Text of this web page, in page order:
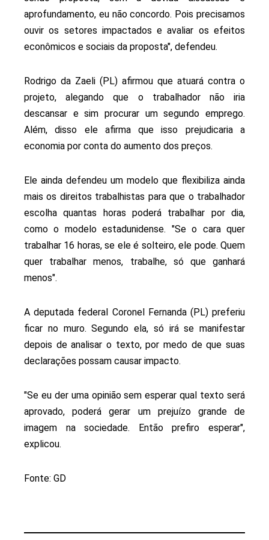
aprofundamento, eu não concordo. Pois precisamos
ouvir os setores impactados e avaliar os efeitos
econômicos e sociais da proposta", defendeu.
Rodrigo da Zaeli (PL) afirmou que atuará contra o
projeto, alegando que o trabalhador não iria
descansar e sim procurar um segundo emprego.
Além, disso ele afirma que isso prejudicaria a
economia por conta do aumento dos preços.
Ele ainda defendeu um modelo que flexibiliza ainda
mais os direitos trabalhistas para que o trabalhador
escolha quantas horas poderá trabalhar por dia,
como o modelo estadunidense. "Se o cara quer
trabalhar 16 horas, se ele é solteiro, ele pode. Quem
quer trabalhar menos, trabalhe, só que ganhará
menos".
A deputada federal Coronel Fernanda (PL) preferiu
ficar no muro. Segundo ela, só irá se manifestar
depois de analisar o texto, por medo de que suas
declarações possam causar impacto.
"Se eu der uma opinião sem esperar qual texto será
aprovado, poderá gerar um prejuízo grande de
imagem na sociedade. Então prefiro esperar",
explicou.
Fonte: GD